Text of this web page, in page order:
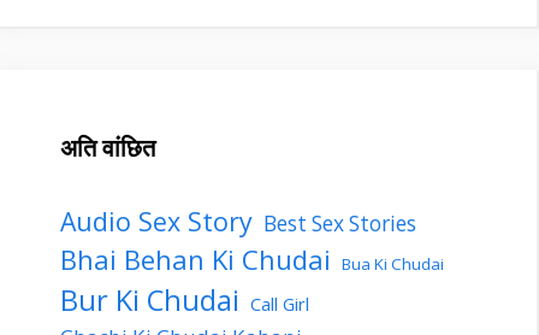
अति वांछित
Audio Sex Story Best Sex Stories
Bhai Behan Ki Chudai Bua Ki Chudai
Bur Ki Chudai Call Girl